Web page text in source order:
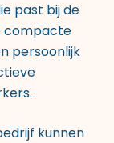
past bij de
compacte
persoonlijk
kunnen